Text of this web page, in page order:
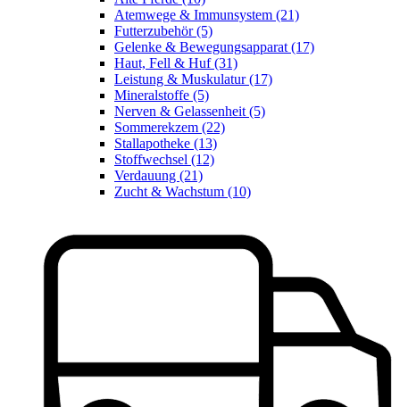
Atemwege & Immunsystem (21)
Futterzubehör (5)
Gelenke & Bewegungsapparat (17)
Haut, Fell & Huf (31)
Leistung & Muskulatur (17)
Mineralstoffe (5)
Nerven & Gelassenheit (5)
Sommerekzem (22)
Stallapotheke (13)
Stoffwechsel (12)
Verdauung (21)
Zucht & Wachstum (10)